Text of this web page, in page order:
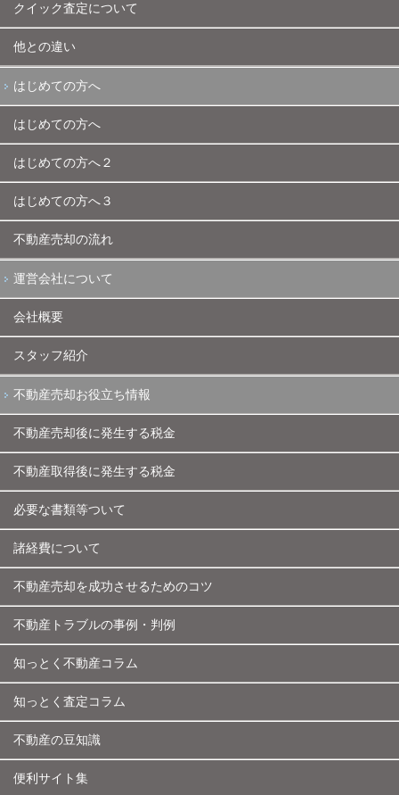
クイック査定について
他との違い
はじめての方へ
はじめての方へ
はじめての方へ２
はじめての方へ３
不動産売却の流れ
運営会社について
会社概要
スタッフ紹介
不動産売却お役立ち情報
不動産売却後に発生する税金
不動産取得後に発生する税金
必要な書類等ついて
諸経費について
不動産売却を成功させるためのコツ
不動産トラブルの事例・判例
知っとく不動産コラム
知っとく査定コラム
不動産の豆知識
便利サイト集